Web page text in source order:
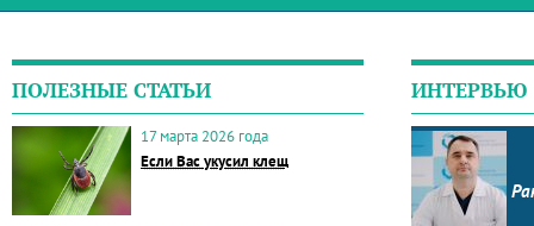
ПОЛЕЗНЫЕ СТАТЬИ
17 марта 2026 года
Если Вас укусил клещ
ИНТЕРВЬЮ